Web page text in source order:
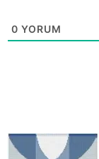
0 YORUM